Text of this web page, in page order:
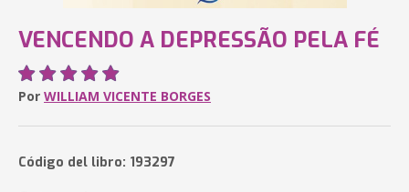
VENCENDO A DEPRESSÃO PELA FÉ
Por WILLIAM VICENTE BORGES
Código del libro: 193297